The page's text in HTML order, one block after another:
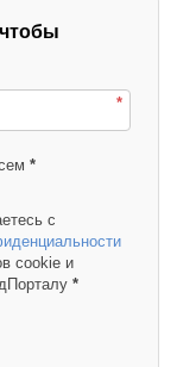
*
*
с
cookie и
*